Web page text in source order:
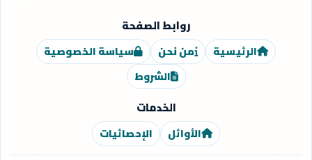
روابط الصفحة
الرئيسية من نحن
سياسة الخصوصية
الشروط
الخدمات
الأوائل الإحصائيات